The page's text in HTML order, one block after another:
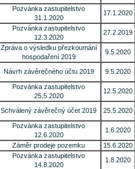
Pozvánka zastupitelstvo
31.1.2020
17.1.2020
Pozvánka zastupitelstvo
12.3.2020
27.2.2019
Zpráva o výsledku přezkoumání
hospodaření 2019
9.5.2020
Návrh závěrečného účtu 2019
9.5.2020
Pozvánka zastupitelstvo
25.5.2020
12.5.2020
Schválený závěrečný účet 2019 25.5.2020
Pozvánka zastupitelstvo
12.6.2020
1.6.2020
Záměr prodeje pozemku 15.6.2020
Pozvánka zastupitelstvo
14.8.2020
1.8.2020